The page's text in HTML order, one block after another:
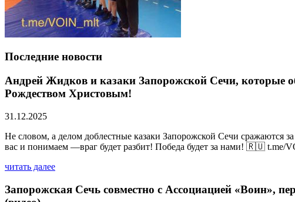
Последние новости
Андрей Жидков и казаки Запорожской Сечи, которые
Рождеством Христовым!
31.12.2025
Не словом, а делом доблестные казаки Запорожской Сечи сражаются
вас и понимаем —враг будет разбит! Победа будет за нами! 🇷🇺 t.me/
читать далее
Запорожская Сечь совместно с Ассоциацией «Воин»,